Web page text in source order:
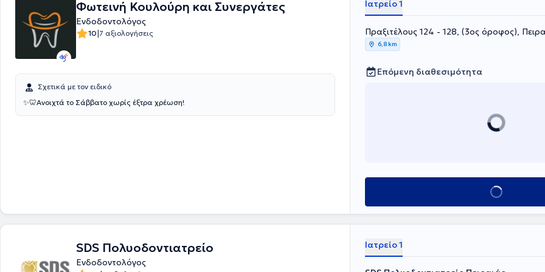
Φωτεινή Κουλούρη και Συνεργάτες
Ενδοδοντολόγος
10|7 αξιολογήσεις
Σχετικά με τον ειδικό
✨️🦷Ανοιχτά το Σάββατο χωρίς έξτρα χρέωση!
Ιατρείο 1
Πραξιτέλους 124 - 128, (3ος όροφος),
6,8 km
Επόμενη διαθεσιμότητα
Κλείσε ραντεβού
SDS Πολυοδοντιατρείο
Ενδοδοντολόγος
Ιατρείο 1